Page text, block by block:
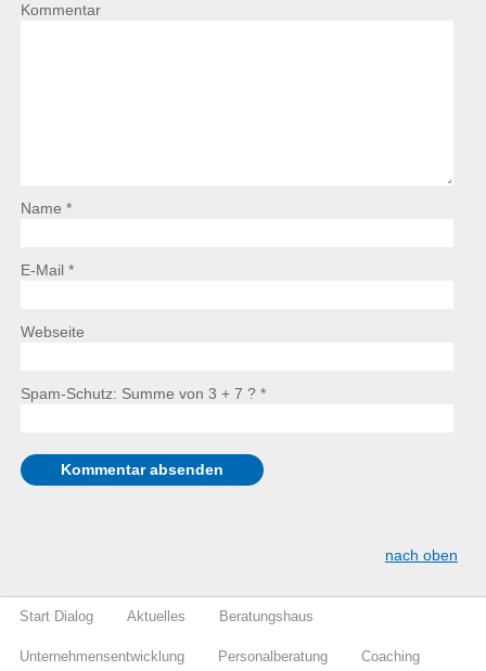
Kommentar
Name *
E-Mail *
Webseite
Spam-Schutz: Summe von 3 + 7 ? *
nach oben
Start Dialog Aktuelles Beratungshaus
Unternehmensentwicklung Personalberatung Coaching